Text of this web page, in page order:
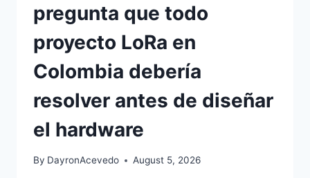
pregunta que todo
proyecto LoRa en
Colombia debería
resolver antes de diseñar
el hardware
By DayronAcevedo August 5, 2026